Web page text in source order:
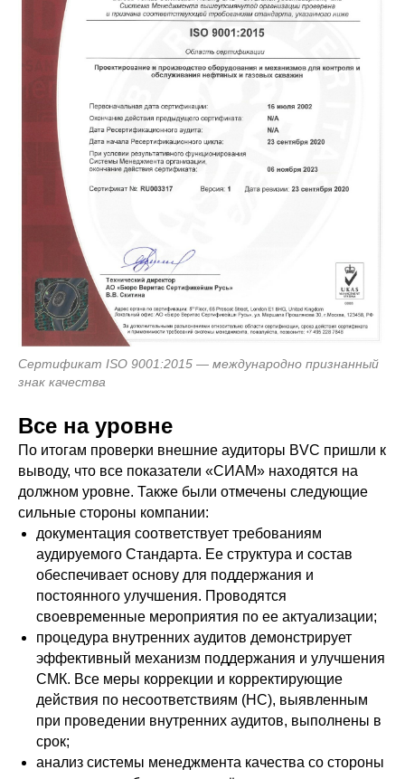
Сертификат ISO 9001:2015 — международно признанный
знак качества
Все на уровне
По итогам проверки внешние аудиторы BVC пришли к
выводу, что все показатели «СИАМ» находятся на
должном уровне. Также были отмечены следующие
сильные стороны компании:
документация соответствует требованиям
аудируемого Стандарта. Ее структура и состав
обеспечивает основу для поддержания и
постоянного улучшения. Проводятся
своевременные мероприятия по ее актуализации;
процедура внутренних аудитов демонстрирует
эффективный механизм поддержания и улучшения
СМК. Все меры коррекции и корректирующие
действия по несоответствиям (НС), выявленным
при проведении внутренних аудитов, выполнены в
срок;
анализ системы менеджмента качества со стороны